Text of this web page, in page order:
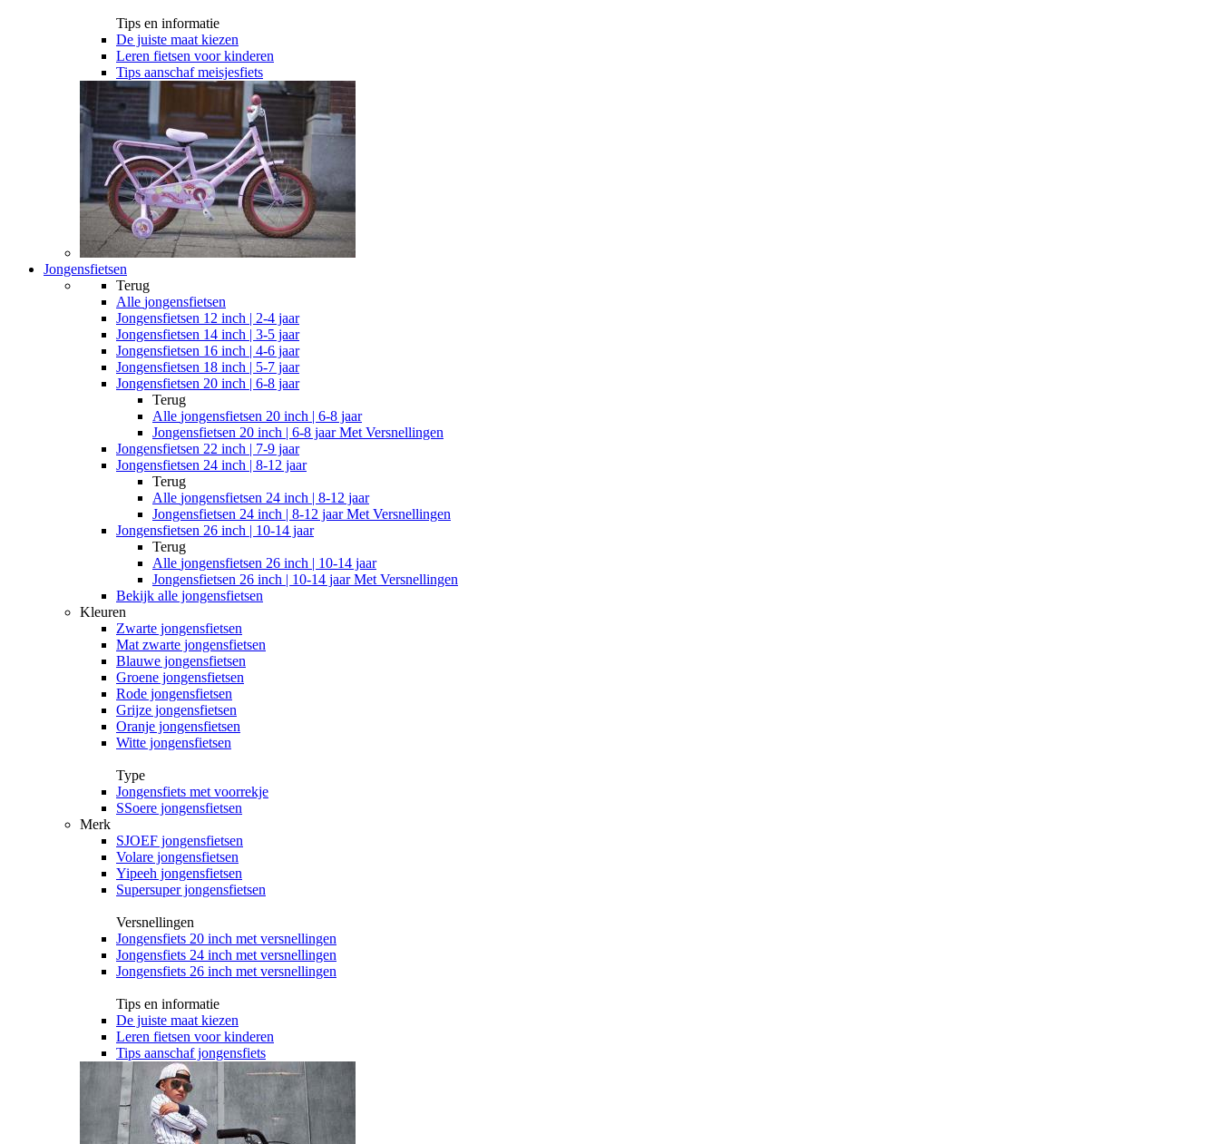
Tips en informatie
De juiste maat kiezen
Leren fietsen voor kinderen
Tips aanschaf meisjesfiets
Jongensfietsen
Terug
Alle jongensfietsen
Jongensfietsen 12 inch | 2-4 jaar
Jongensfietsen 14 inch | 3-5 jaar
Jongensfietsen 16 inch | 4-6 jaar
Jongensfietsen 18 inch | 5-7 jaar
Jongensfietsen 20 inch | 6-8 jaar
Terug
Alle jongensfietsen 20 inch | 6-8 jaar
Jongensfietsen 20 inch | 6-8 jaar Met Versnellingen
Jongensfietsen 22 inch | 7-9 jaar
Jongensfietsen 24 inch | 8-12 jaar
Terug
Alle jongensfietsen 24 inch | 8-12 jaar
Jongensfietsen 24 inch | 8-12 jaar Met Versnellingen
Jongensfietsen 26 inch | 10-14 jaar
Terug
Alle jongensfietsen 26 inch | 10-14 jaar
Jongensfietsen 26 inch | 10-14 jaar Met Versnellingen
Bekijk alle jongensfietsen
Kleuren
Zwarte jongensfietsen
Mat zwarte jongensfietsen
Blauwe jongensfietsen
Groene jongensfietsen
Rode jongensfietsen
Grijze jongensfietsen
Oranje jongensfietsen
Witte jongensfietsen
Type
Jongensfiets met voorrekje
SSoere jongensfietsen
Merk
SJOEF jongensfietsen
Volare jongensfietsen
Yipeeh jongensfietsen
Supersuper jongensfietsen
Versnellingen
Jongensfiets 20 inch met versnellingen
Jongensfiets 24 inch met versnellingen
Jongensfiets 26 inch met versnellingen
Tips en informatie
De juiste maat kiezen
Leren fietsen voor kinderen
Tips aanschaf jongensfiets